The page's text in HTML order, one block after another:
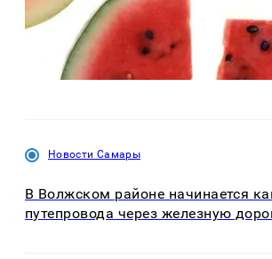
Новости Самары
В Волжском районе начинается
путепровода через железную